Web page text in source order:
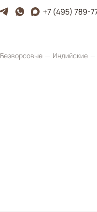
+7 (495) 789-
Безворсовые Индийские